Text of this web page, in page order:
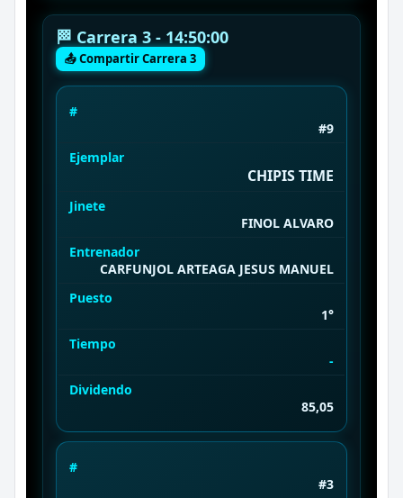
🏁 Carrera 3 - 14:50:00
📤 Compartir Carrera 3
#
#9
Ejemplar
CHIPIS TIME
Jinete
FINOL ALVARO
Entrenador
CARFUNJOL ARTEAGA JESUS MANUEL
Puesto
1°
Tiempo
-
Dividendo
85,05
#
#3